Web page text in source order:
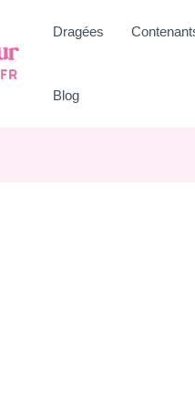
Dragées
Blog